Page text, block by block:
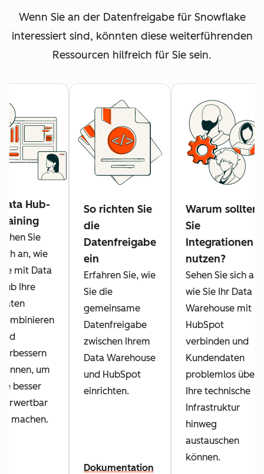
Wenn Sie an der Datenfreigabe für Snowflake
interessiert sind, könnten diese weiterführenden
Ressourcen hilfreich für Sie sein.
Hub-
Sie
an, wie
mit Data
Ihre
um
besser
machen.
So richten Sie
die
Datenfreigabe
ein
Erfahren Sie, wie
Sie die
gemeinsame
Datenfreigabe
zwischen Ihrem
Data Warehouse
und HubSpot
einrichten.
Dokumentation
Warum sollten
Sie
Integrationen
nutzen?
Sehen Sie sich an,
wie Sie Ihr Data
Warehouse mit
HubSpot
verbinden und
Kundendaten
problemlos über
Ihre technische
Infrastruktur
hinweg
austauschen
können.